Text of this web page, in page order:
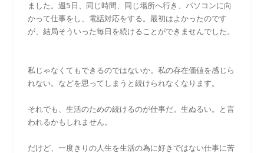
ました。週5日、同じ時間、同じ場所へ行き、パソコンに向
かって仕事をし、電話対応をする。最初はよかったのです
が、結局そういった毎日を続けることができませんでした。
私じゃなくてもできるのではないか。私の存在価値を感じら
れない。などを思ってしまうと続けられなくなります。
それでも、生活のための続けるのが仕事だ。生ぬるい。と言
われるかもしれません。
だけど、一度きりの人生を生活の為に好きではない仕事に苦